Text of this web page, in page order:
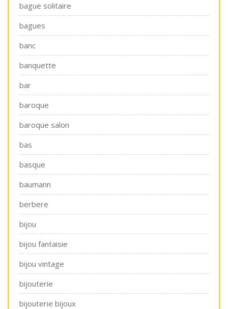
bague solitaire
bagues
banc
banquette
bar
baroque
baroque salon
bas
basque
baumann
berbere
bijou
bijou fantaisie
bijou vintage
bijouterie
bijouterie bijoux